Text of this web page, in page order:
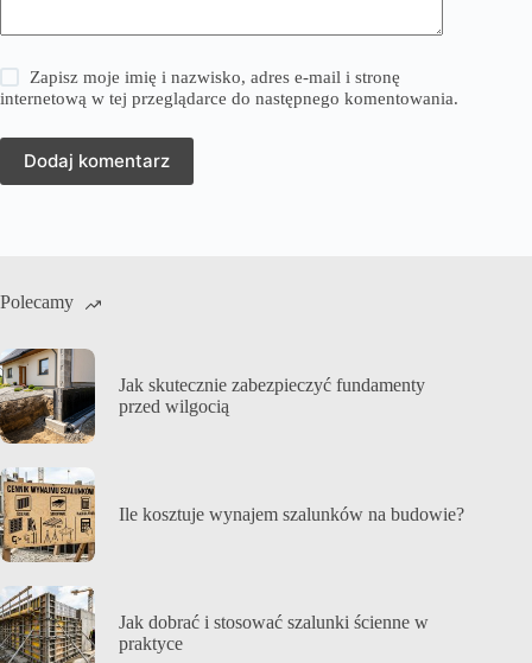
Zapisz moje imię i nazwisko, adres e-mail i stronę
internetową w tej przeglądarce do następnego komentowania.
Dodaj komentarz
Polecamy
Jak skutecznie zabezpieczyć fundamenty
przed wilgocią
Ile kosztuje wynajem szalunków na budowie?
Jak dobrać i stosować szalunki ścienne w
praktyce